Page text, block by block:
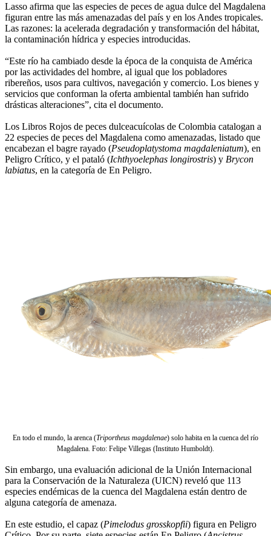
Lasso afirma que las especies de peces de agua dulce del Magdalena
figuran entre las más amenazadas del país y en los Andes tropicales.
Las razones: la acelerada degradación y transformación del hábitat,
la contaminación hídrica y especies introducidas.
“Este río ha cambiado desde la época de la conquista de América
por las actividades del hombre, al igual que los pobladores
ribereños, usos para cultivos, navegación y comercio. Los bienes y
servicios que conforman la oferta ambiental también han sufrido
drásticas alteraciones”, cita el documento.
Los Libros Rojos de peces dulceacuícolas de Colombia catalogan a
22 especies de peces del Magdalena como amenazadas, listado que
encabezan el bagre rayado (Pseudoplatystoma magdaleniatum), en
Peligro Crítico, y el pataló (Ichthyoelephas longirostris) y Brycon
labiatus, en la categoría de En Peligro.
En todo el mundo, la arenca (Triportheus magdalenae) solo habita en la cuenca del río
Magdalena. Foto: Felipe Villegas (Instituto Humboldt).
Sin embargo, una evaluación adicional de la Unión Internacional
para la Conservación de la Naturaleza (UICN) reveló que 113
especies endémicas de la cuenca del Magdalena están dentro de
alguna categoría de amenaza.
En este estudio, el capaz (Pimelodus grosskopfii) figura en Peligro